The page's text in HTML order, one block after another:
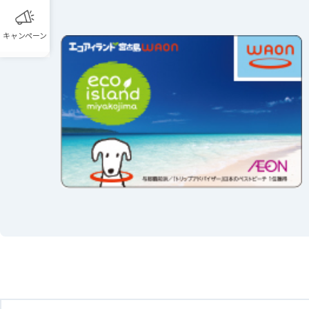
キャンペーン